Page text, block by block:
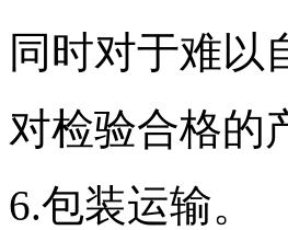
同时对于难以
对检验合格的
6.包装运输。